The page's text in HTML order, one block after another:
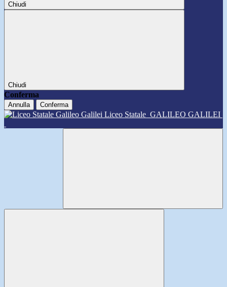
Chiudi
Chiudi
Conferma
Annulla Conferma
Liceo Statale GALILEO GALILEI